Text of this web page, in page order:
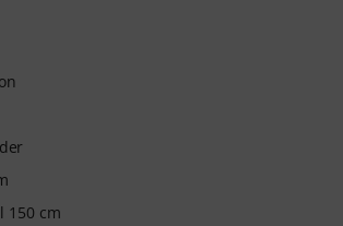
150 cm